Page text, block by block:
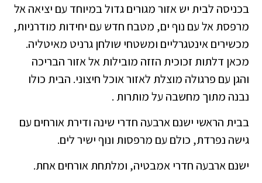
בכניסה לבית יש אזור מגורים גדול במיוחד עם יציאה אל
מרפסת אל עם נוף ים, מטבח חדש עם יחידות מודרניות,
מכשירים אינטגרליים ומשטחי שולחן גרניט מאיטליה.
מכאן דלתות זכוכית הזזה מובילות אל אזור הבריכה
והגן עם פרגולה מוצלת לאזור אוכל חיצוני. הבית כולו
נבנה מתוך מחשבה על מותרות .
בבית הראשי ישנם ארבעה חדרי שינה ודירת אורחים עם
גישה נפרדת, כולם עם מרפסות ונוף ישיר לים.
ישנם ארבעה חדרי אמבטיה, ומלתחת אורחים אחת.